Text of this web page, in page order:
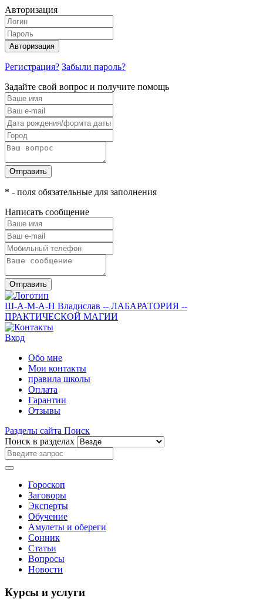
Авторизация
Авторизация
Регистрация? Забыли пароль?
Задайте свой вопрос и получите помощь
Отправить
* - поля обязательные для заполнения
Написать сообщение
Отправить
Ш-А-М-А-Н Владислав -- ЛАБАРАТОРИЯ --
ПРАКТИЧЕСКОЙ МАГИИ
Вход
Обо мне
Мои контакты
правила школы
Оплата
Гарантии
Отзывы
Разделы сайта Поиск
Поиск в разделах
Гороскоп
Заговоры
Эксперты
Обучение
Амулеты и обереги
Сонник
Статьи
Вопросы
Новости
Курсы и услуги